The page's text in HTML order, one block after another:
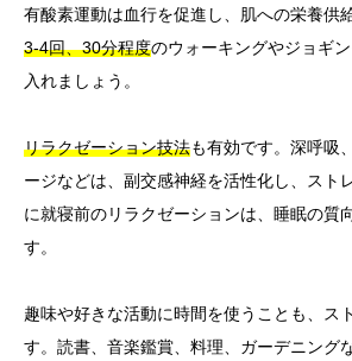
有酸素運動は血行を促進し、肌への栄養供
3-4回、30分程度のウォーキングやジョギ
入れましょう。
リラクゼーション技法も有効です。深呼吸
ージなどは、副交感神経を活性化し、スト
に就寝前のリラクゼーションは、睡眠の質
す。
趣味や好きな活動に時間を使うことも、ス
す。読書、音楽鑑賞、料理、ガーデニング